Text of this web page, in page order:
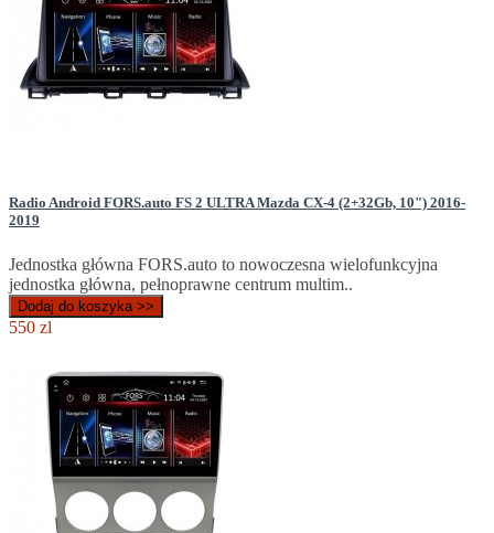
Radio Android FORS.auto FS 2 ULTRA Mazda CX-4 (2+32Gb, 10") 2016-
2019
Jednostka główna FORS.auto to nowoczesna wielofunkcyjna
jednostka główna, pełnoprawne centrum multim..
Dodaj do koszyka >>
550 zl